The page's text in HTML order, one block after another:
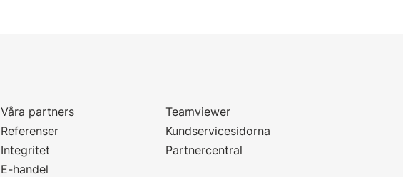
Våra partners
Referenser
Integritet
E-handel
Teamviewer
Kundservicesidorna
Partnercentral